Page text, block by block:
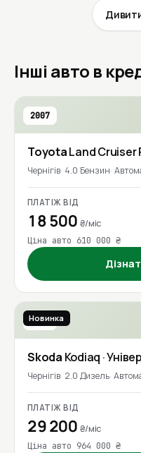
Інші авто в
2007
ToyotaLand Cruiser
Чернігів 4.0 Бензин
ПЛАТІЖ ВІД
18 500 ₴/міс
Ціна авто 610 000 ₴
2017
Новинка
Skoda Kodiaq ·
Чернігів 2.0 Дизель
ПЛАТІЖ ВІД
29 200 ₴/міс
Ціна авто 964 000 ₴